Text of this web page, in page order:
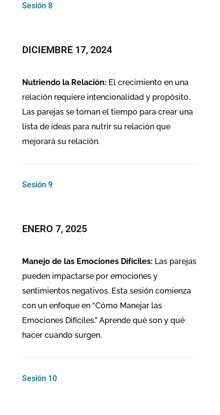
Sesión 8
​DICIEMBRE 17, 2024
Nutriendo la Relación: El crecimiento en una
relación requiere intencionalidad y propósito.
Las parejas se toman el tiempo para crear una
lista de ideas para nutrir su relación que
mejorará su relación.
Sesión 9
ENERO 7, 2025
Manejo de las Emociones Difíciles: Las parejas
pueden impactarse por emociones y
sentimientos negativos. Esta sesión comienza
con un enfoque en “Cómo Manejar las
Emociones Difíciles.” Aprende qué son y qué
hacer cuando surgen.
Sesión 10